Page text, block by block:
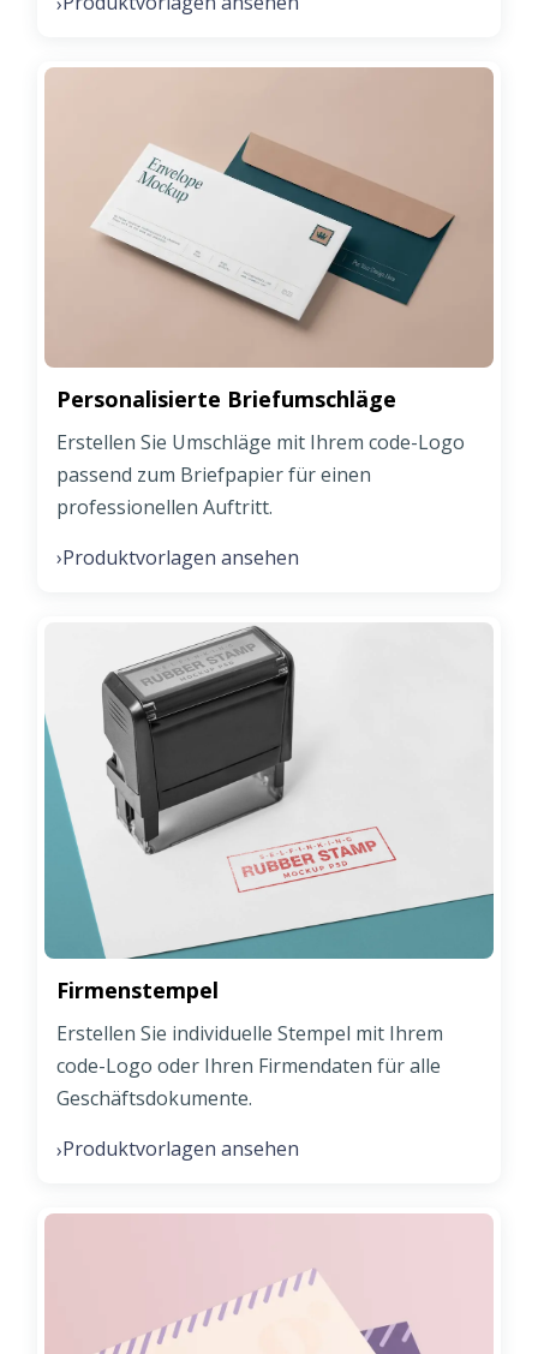
Personalisierte Briefumschläge
Erstellen Sie Umschläge mit Ihrem code-Logo
passend zum Briefpapier für einen
professionellen Auftritt.
›Produktvorlagen ansehen
Firmenstempel
Erstellen Sie individuelle Stempel mit Ihrem
code-Logo oder Ihren Firmendaten für alle
Geschäftsdokumente.
›Produktvorlagen ansehen